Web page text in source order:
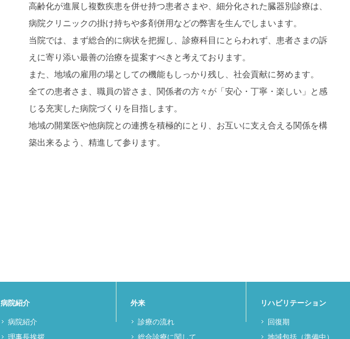
高齢化が進展し複数疾患を併せ持つ患者さまや、細分化された臓器別診療は、
病院クリニックの掛け持ちや多剤併用などの弊害を生んでしまいます。
当院では、まず総合的に病状を把握し、診療科目にとらわれず、患者さまの訴
えに寄り添い最善の治療を提案すべきと考えております。
また、地域の雇用の場としての機能もしっかり残し、社会貢献に努めます。
全ての患者さま、職員の皆さま、関係者の方々が「安心・丁寧・楽しい」と感
じる充実した病院づくりを目指します。
地域の開業医や他病院との連携を積極的にとり、お互いに支え合える関係を構
築出来るよう、精進して参ります。
病院紹介
病院紹介
理事長挨拶
外来
診療の流れ
総合診療に関して
リハビリテーション
回復期
地域包括（準備中）